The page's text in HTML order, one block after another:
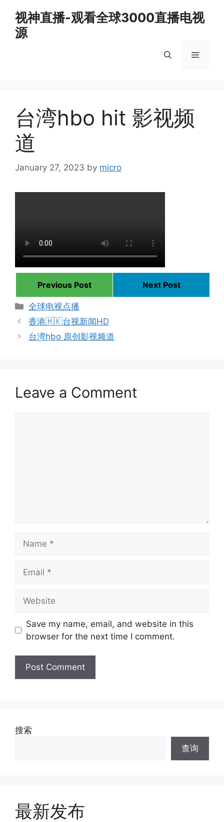
content
视神直播-观看全球3000直播电视
源
Menu
台湾hbo hit 影视频
道
January 27, 2023 by micro
Previous Post
Next Post
Categories
全球电视点播
香港🇭🇰台视新闻HD
台湾hbo 原创影视频道
Leave a Comment
Save my name, email, and website in this
browser for the next time I comment.
搜索
查询
最新发布